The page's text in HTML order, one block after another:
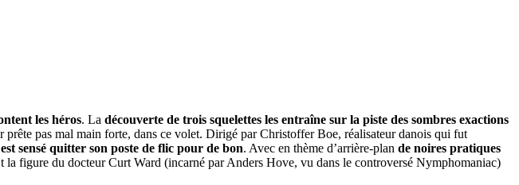
les héros. La découverte de trois squelettes les entraîne sur la piste des sombres exactions
prête pas mal main forte, dans ce volet. Dirigé par Christoffer Boe, réalisateur danois qui fut
sensé quitter son poste de flic pour de bon. Avec en thème d’arrière-plan de noires pratiques
la figure du docteur Curt Ward (incarné par Anders Hove, vu dans le controversé Nymphomaniac)